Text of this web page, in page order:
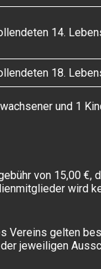
14.
18.
und 1
von 15,00
wird
Vereins gelten
jeweiligen